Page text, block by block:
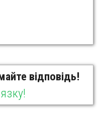
відповідь!